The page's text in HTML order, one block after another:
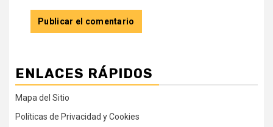
ENLACES RÁPIDOS
Mapa del Sitio
Políticas de Privacidad y Cookies